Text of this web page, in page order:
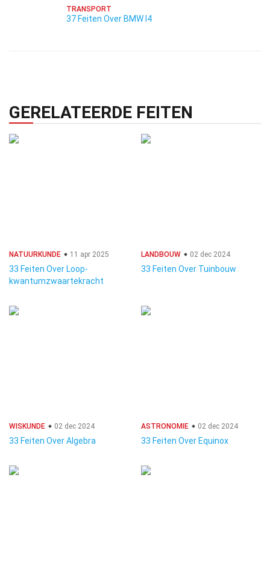
TRANSPORT
37 Feiten Over BMW I4
GERELATEERDE FEITEN
NATUURKUNDE 11 apr 2025
33 Feiten Over Loop-
kwantumzwaartekracht
LANDBOUW 02 dec 2024
33 Feiten Over Tuinbouw
WISKUNDE 02 dec 2024
33 Feiten Over Algebra
ASTRONOMIE 02 dec 2024
33 Feiten Over Equinox